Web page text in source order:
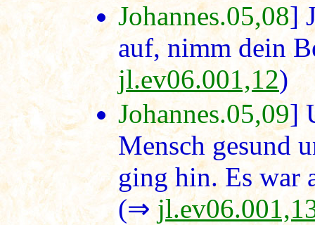
Johannes.05,08]
auf, nimm dein
jl.ev06.001,12)
Johannes.05,09]
Mensch gesund
ging hin. Es war
(⇒